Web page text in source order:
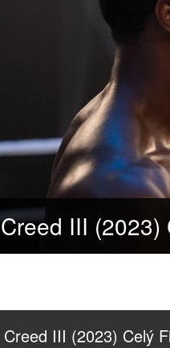
Creed III (2023)
Creed III (2023) Celý